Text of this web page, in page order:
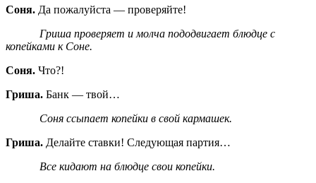
Соня. Да пожалуйста — проверяйте!
Гриша проверяет и молча пододвигает блюдце с
копейками к Соне.
Соня. Что?!
Гриша. Банк — твой…
Соня ссыпает копейки в свой кармашек.
Гриша. Делайте ставки! Следующая партия…
Все кидают на блюдце свои копейки.